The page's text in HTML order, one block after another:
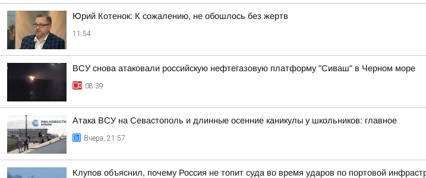
Юрий Котенок: К сожалению, не обошлось без жертв
11:54
ВСУ снова атаковали российскую нефтегазовую платформу "Сиваш" в Черном море
08:39
Атака ВСУ на Севастополь и длинные осенние каникулы у школьников: главное
Вчера, 21:57
Клупов объяснил, почему Россия не топит суда во время ударов по портовой